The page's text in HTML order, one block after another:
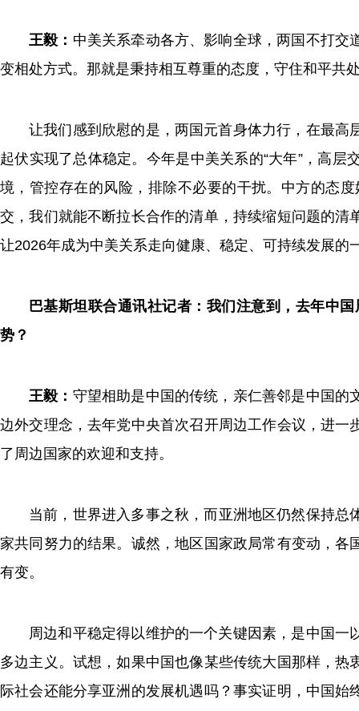
王毅： 中美关系牵动各方、影响全球，两国不打
变相处方式。那就是秉持相互尊重的态度，守住和平共
让我们感到欣慰的是，两国元首身体力行，在最
起伏实现了总体稳定。今年是中美关系的“大年”，高
境，管控存在的风险，排除不必要的干扰。中方的态
交，我们就能不断拉长合作的清单，持续缩短问题的
让2026年成为中美关系走向健康、稳定、可持续发展的
巴基斯坦联合通讯社记者：我们注意到，去年中
势？
王毅： 守望相助是中国的传统，亲仁善邻是中国
边外交理念，去年党中央首次召开周边工作会议，进
了周边国家的欢迎和支持。
当前，世界进入多事之秋，而亚洲地区仍然保持
家共同努力的结果。诚然，地区国家政局常有变动，
有变。
周边和平稳定得以维护的一个关键因素，是中国
多边主义。试想，如果中国也像某些传统大国那样，
际社会还能分享亚洲的发展机遇吗？事实证明，中国